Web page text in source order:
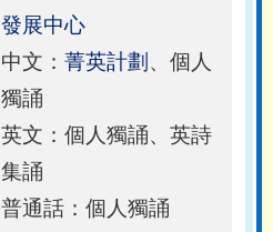
發展中心
中文： 菁英計劃 、個人
獨誦
英文：個人獨誦、英詩
集誦
普通話：個人獨誦